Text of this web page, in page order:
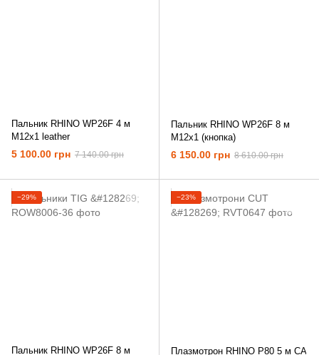
Пальник RHINO WP26F 4 м
M12x1 leather
5 100.00 грн 7 140.00 грн
Пальник RHINO WP26F 8 м
M12x1 (кнопка)
6 150.00 грн 8 610.00 грн
−29%
Пальник RHINO WP26F 8 м
−23%
Плазмотрон RHINO P80 5 м CA